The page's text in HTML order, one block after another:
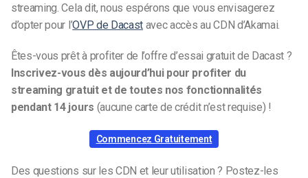
streaming. Cela dit, nous espérons que vous envisagerez
d’opter pour l’OVP de Dacast avec accès au CDN d’Akamai.
Êtes-vous prêt à profiter de l’offre d’essai gratuit de Dacast ?
Inscrivez-vous dès aujourd’hui pour profiter du
streaming gratuit et de toutes nos fonctionnalités
pendant 14 jours (aucune carte de crédit n’est requise) !
Commencez Gratuitement
Des questions sur les CDN et leur utilisation ? Postez-les